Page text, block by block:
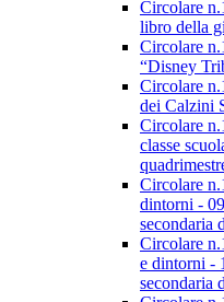
Circolare
libro della
Circolare
“Disney
Circolare
dei Calzini
Circolare
classe
Circolare
dintorni -
secondaria
Circolare
e dintorni -
secondaria